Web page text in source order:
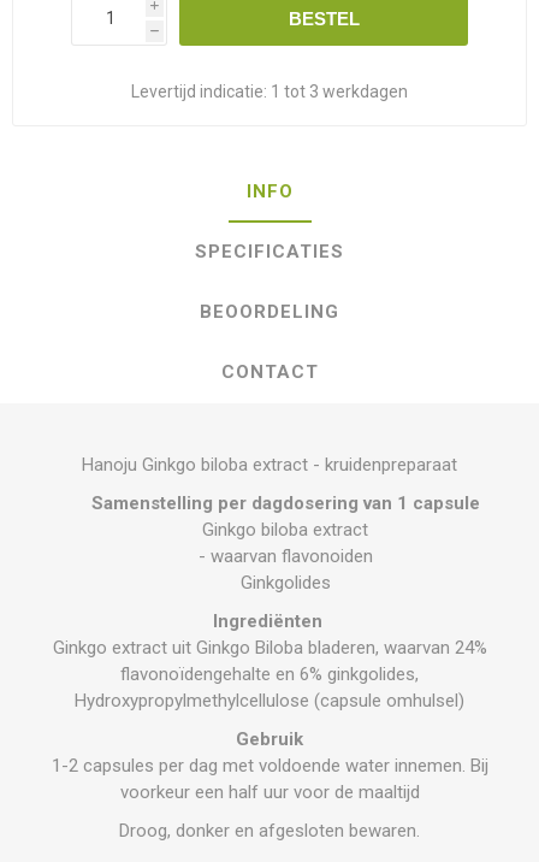
i
h
BESTEL
Levertijd indicatie: 1 tot 3 werkdagen
INFO
SPECIFICATIES
BEOORDELING
CONTACT
Hanoju Ginkgo biloba extract - kruidenpreparaat
Samenstelling per dagdosering van 1 capsule
Ginkgo biloba extract
- waarvan flavonoiden
Ginkgolides
Ingrediënten
Ginkgo extract uit Ginkgo Biloba bladeren, waarvan 24%
flavonoïdengehalte en 6% ginkgolides,
Hydroxypropylmethylcellulose (capsule omhulsel)
Gebruik
1-2 capsules per dag met voldoende water innemen. Bij
voorkeur een half uur voor de maaltijd
Droog, donker en afgesloten bewaren.